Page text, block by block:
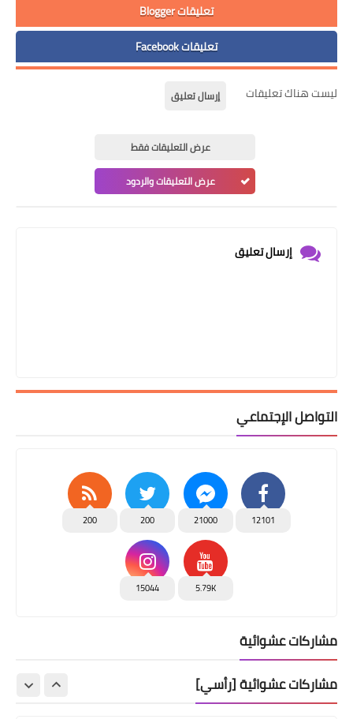
تعليقات Blogger
تعليقات Facebook
ليست هناك تعليقات إرسال تعليق
عرض التعليقات فقط
عرض التعليقات والردود
إرسال تعليق
التواصل الإجتماعي
12101
21000
200
200
5.79K
15044
مشاركات عشوائية
مشاركات عشوائية [رأسي]